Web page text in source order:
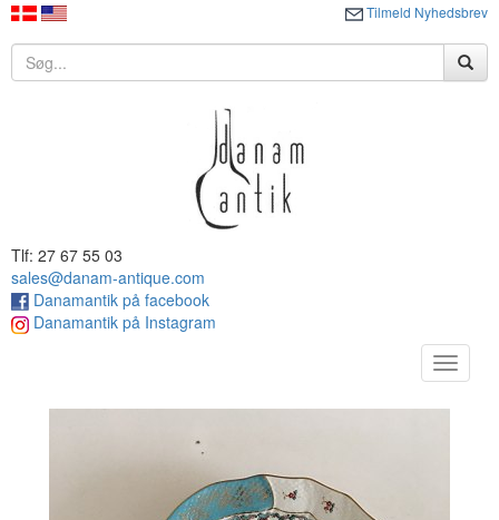
Tilmeld Nyhedsbrev
Tlf: 27 67 55 03
sales@danam-antique.com
Danamantik på facebook
Danamantik på Instagram
Toggle